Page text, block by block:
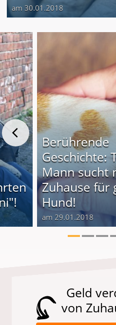
am 30.01.2018
Berührende
Geschichte:
Mann sucht
Zuhause für
Hund!
am 29.01.2018
Geld
von